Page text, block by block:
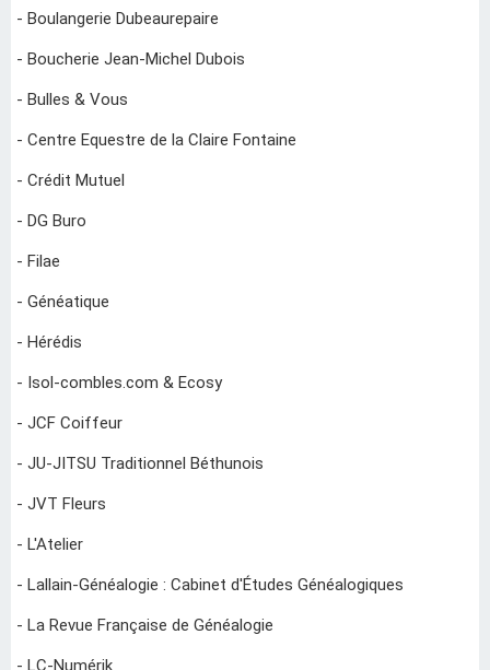
- Boulangerie Dubeaurepaire
- Boucherie Jean-Michel Dubois
- Bulles & Vous
- Centre Equestre de la Claire Fontaine
- Crédit Mutuel
- DG Buro
- Filae
- Généatique
- Hérédis
- Isol-combles.com & Ecosy
- JCF Coiffeur
- JU-JITSU Traditionnel Béthunois
- JVT Fleurs
- L'Atelier
- Lallain-Généalogie : Cabinet d'Études Généalogiques
- La Revue Française de Généalogie
- LC-Numérik